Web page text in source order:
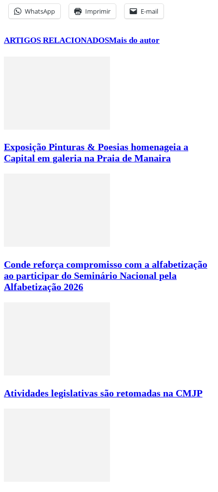
WhatsApp Imprimir E-mail
ARTIGOS RELACIONADOSMais do autor
Exposição Pinturas & Poesias homenageia a
Capital em galeria na Praia de Manaira
Conde reforça compromisso com a alfabetização
ao participar do Seminário Nacional pela
Alfabetização 2026
Atividades legislativas são retomadas na CMJP